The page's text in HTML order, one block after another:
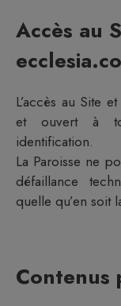
Accès au
L’accès au Site
et ouvert à
identification.
La Paroisse ne
défaillance
quelle qu’en soit
Contenus